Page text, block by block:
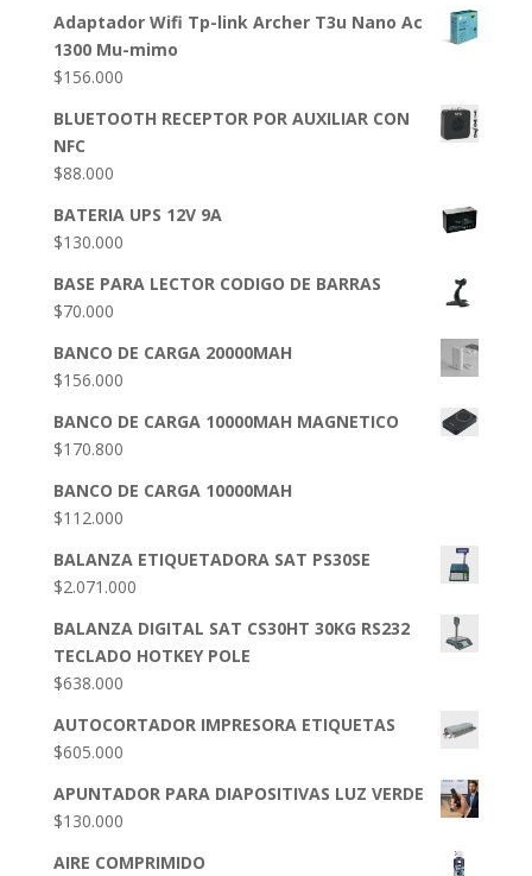
Adaptador Wifi Tp-link Archer T3u Nano Ac
1300 Mu-mimo
$156.000
BLUETOOTH RECEPTOR POR AUXILIAR CON
NFC
$88.000
BATERIA UPS 12V 9A
$130.000
BASE PARA LECTOR CODIGO DE BARRAS
$70.000
BANCO DE CARGA 20000MAH
$156.000
BANCO DE CARGA 10000MAH MAGNETICO
$170.800
BANCO DE CARGA 10000MAH
$112.000
BALANZA ETIQUETADORA SAT PS30SE
$2.071.000
BALANZA DIGITAL SAT CS30HT 30KG RS232
TECLADO HOTKEY POLE
$638.000
AUTOCORTADOR IMPRESORA ETIQUETAS
$605.000
APUNTADOR PARA DIAPOSITIVAS LUZ VERDE
$130.000
AIRE COMPRIMIDO